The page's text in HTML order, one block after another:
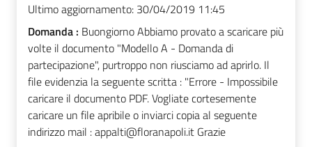
Ultimo aggiornamento: 30/04/2019 11:45
Domanda : Buongiorno Abbiamo provato a scaricare più
volte il documento "Modello A - Domanda di
partecipazione", purtroppo non riusciamo ad aprirlo. Il
file evidenzia la seguente scritta : "Errore - Impossibile
caricare il documento PDF. Vogliate cortesemente
caricare un file apribile o inviarci copia al seguente
indirizzo mail : appalti@floranapoli.it Grazie